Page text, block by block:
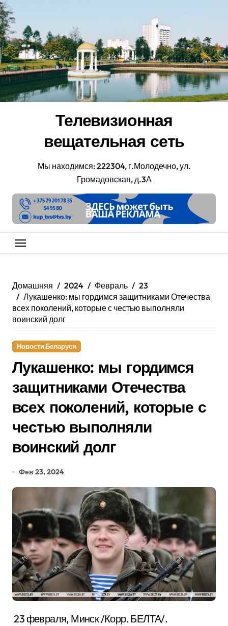
Перейти
к
содержанию
Телевизионная
вещательная сеть
Мы находимся: 222304, г.Молодечно, ул.
Громадовская, д.3А
Домашняя 2024 Февраль
23
Лукашенко: мы гордимся защитниками Отечества
всех поколений, которые с честью выполняли
воинский долг
Новости Беларуси
Лукашенко: мы гордимся
защитниками Отечества
всех поколений, которые с
честью выполняли
воинский долг
Фев 23, 2024
23 февраля, Минск /Корр. БЕЛТА/.